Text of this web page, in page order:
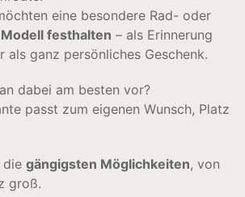
eine besondere Rad- oder
festhalten – als Erinnerung
als ganz persönliches Geschenk.
dabei am besten vor?
passt zum eigenen Wunsch, Platz
die gängigsten Möglichkeiten, von
groß.